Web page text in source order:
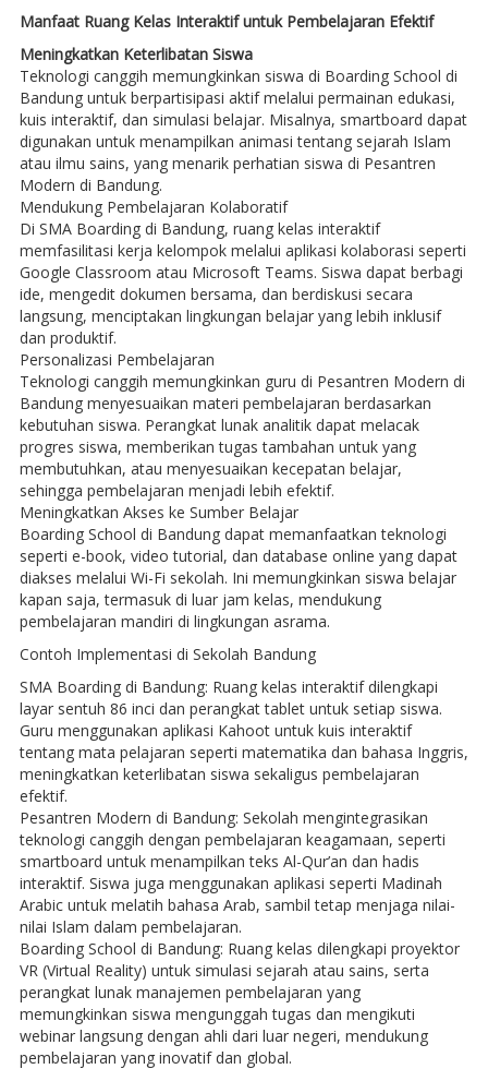
Manfaat Ruang Kelas Interaktif untuk Pembelajaran Efektif
Meningkatkan Keterlibatan Siswa
Teknologi canggih memungkinkan siswa di Boarding School di
Bandung untuk berpartisipasi aktif melalui permainan edukasi,
kuis interaktif, dan simulasi belajar. Misalnya, smartboard dapat
digunakan untuk menampilkan animasi tentang sejarah Islam
atau ilmu sains, yang menarik perhatian siswa di Pesantren
Modern di Bandung.
Mendukung Pembelajaran Kolaboratif
Di SMA Boarding di Bandung, ruang kelas interaktif
memfasilitasi kerja kelompok melalui aplikasi kolaborasi seperti
Google Classroom atau Microsoft Teams. Siswa dapat berbagi
ide, mengedit dokumen bersama, dan berdiskusi secara
langsung, menciptakan lingkungan belajar yang lebih inklusif
dan produktif.
Personalizasi Pembelajaran
Teknologi canggih memungkinkan guru di Pesantren Modern di
Bandung menyesuaikan materi pembelajaran berdasarkan
kebutuhan siswa. Perangkat lunak analitik dapat melacak
progres siswa, memberikan tugas tambahan untuk yang
membutuhkan, atau menyesuaikan kecepatan belajar,
sehingga pembelajaran menjadi lebih efektif.
Meningkatkan Akses ke Sumber Belajar
Boarding School di Bandung dapat memanfaatkan teknologi
seperti e-book, video tutorial, dan database online yang dapat
diakses melalui Wi-Fi sekolah. Ini memungkinkan siswa belajar
kapan saja, termasuk di luar jam kelas, mendukung
pembelajaran mandiri di lingkungan asrama.
Contoh Implementasi di Sekolah Bandung
SMA Boarding di Bandung: Ruang kelas interaktif dilengkapi
layar sentuh 86 inci dan perangkat tablet untuk setiap siswa.
Guru menggunakan aplikasi Kahoot untuk kuis interaktif
tentang mata pelajaran seperti matematika dan bahasa Inggris,
meningkatkan keterlibatan siswa sekaligus pembelajaran
efektif.
Pesantren Modern di Bandung: Sekolah mengintegrasikan
teknologi canggih dengan pembelajaran keagamaan, seperti
smartboard untuk menampilkan teks Al-Qur’an dan hadis
interaktif. Siswa juga menggunakan aplikasi seperti Madinah
Arabic untuk melatih bahasa Arab, sambil tetap menjaga nilai-
nilai Islam dalam pembelajaran.
Boarding School di Bandung: Ruang kelas dilengkapi proyektor
VR (Virtual Reality) untuk simulasi sejarah atau sains, serta
perangkat lunak manajemen pembelajaran yang
memungkinkan siswa mengunggah tugas dan mengikuti
webinar langsung dengan ahli dari luar negeri, mendukung
pembelajaran yang inovatif dan global.